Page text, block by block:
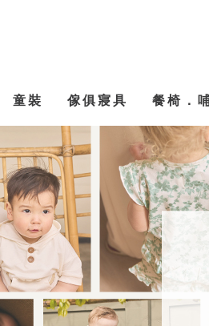
童裝 傢俱寢具 餐椅．